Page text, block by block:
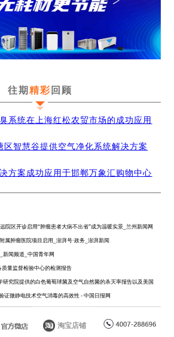
往期 精彩 回顾
系统在上海红松农贸市场的成功应用
区智慧谷提供空气净化系统解决方案
方案成功应用于邯郸万象汇购物中心
院区开诊启用“肿瘤患者大病不出省”成为温暖实景_兰州新闻网
属肿瘤医院项目启用_澎湃号·政务_澎湃新闻
新闻频道_中国青年网
量监督检验中心的检测报告
究院提供的白色葡萄球菌及空气自然菌的杀灭率报告以及美国
证微静电技术空气消毒的高效性 - 中国日报网
淘宝店铺